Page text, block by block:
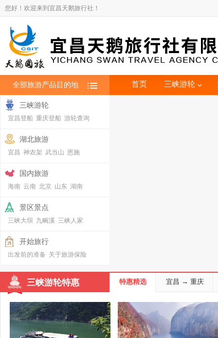
您好！欢迎来到宜昌天鹅旅行社！
全部旅游产品目的地 首页 三峡游轮
三峡游轮
宜昌登船 重庆登船 游轮查询
湖北旅游
宜昌 神农架 武当山 恩施
国内旅游
海南 云南 北京 山东 湖南
景区景点
三峡大坝 九畹溪 三峡人家
开始旅行
出发前的准备 关于旅游保险
三峡游轮特惠 特惠精选 宜昌 → 重庆